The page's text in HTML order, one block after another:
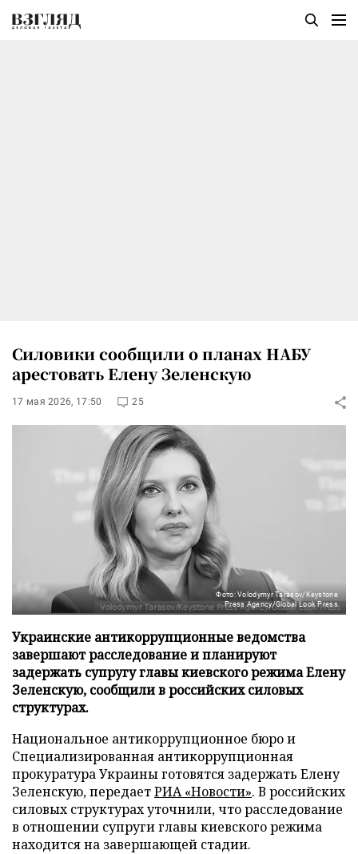
Силовики сообщили о планах НАБУ
арестовать Елену Зеленскую
17 мая 2026, 17:50 25
Фото: Volodymyr Tarasov/Keystone
Press Agency/Global Look Press
Украинские антикоррупционные ведомства
завершают расследование и планируют
задержать супругу главы киевского режима Елену
Зеленскую, сообщили в российских силовых
структурах.
Национальное антикоррупционное бюро и
Специализированная антикоррупционная
прокуратура Украины готовятся задержать Елену
Зеленскую, передаетРИА «Новости». В российских
силовых структурах уточнили, что расследование
в отношении супруги главы киевского режима
находится на завершающей стадии.